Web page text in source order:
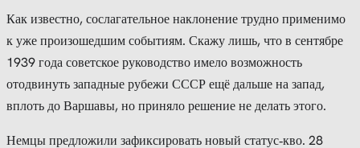
Как известно, сослагательное наклонение трудно применимо
к уже произошедшим событиям. Скажу лишь, что в сентябре
1939 года советское руководство имело возможность
отодвинуть западные рубежи СССР ещё дальше на запад,
вплоть до Варшавы, но приняло решение не делать этого.
Немцы предложили зафиксировать новый статус‑кво. 28